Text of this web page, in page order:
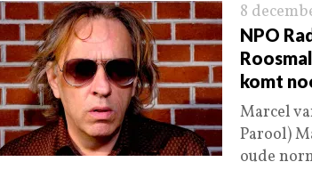
8
NPO
komt
Marcel
Parool)
oude